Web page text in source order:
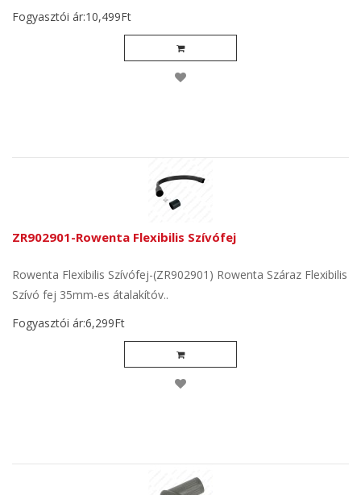
Fogyasztói ár:10,499Ft
ZR902901-Rowenta Flexibilis Szívófej
Rowenta Flexibilis Szívófej-(ZR902901) Rowenta Száraz Flexibilis
Szívó fej 35mm-es átalakítóv..
Fogyasztói ár:6,299Ft